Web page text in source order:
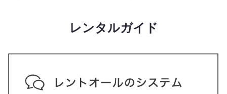
レンタルガイド